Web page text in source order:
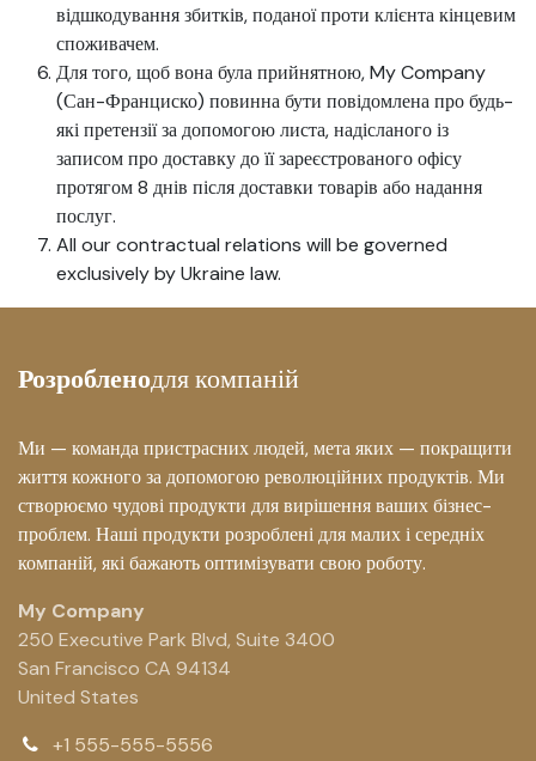
відшкодування збитків, поданої проти клієнта кінцевим
споживачем.
Для того, щоб вона була прийнятною, My Company
(Сан-Франциско) повинна бути повідомлена про будь-
які претензії за допомогою листа, надісланого із
записом про доставку до її зареєстрованого офісу
протягом 8 днів після доставки товарів або надання
послуг.
All our contractual relations will be governed
exclusively by Ukraine law.
Розробленодля компаній
Ми — команда пристрасних людей, мета яких — покращити
життя кожного за допомогою революційних продуктів. Ми
створюємо чудові продукти для вирішення ваших бізнес-
проблем. Наші продукти розроблені для малих і середніх
компаній, які бажають оптимізувати свою роботу.
My Company
250 Executive Park Blvd, Suite 3400
San Francisco CA 94134
United States
+1 555-555-5556